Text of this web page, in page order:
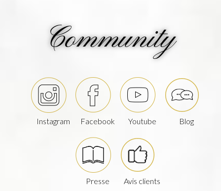
Community
Instagram Facebook Youtube Blog
Presse Avis clients